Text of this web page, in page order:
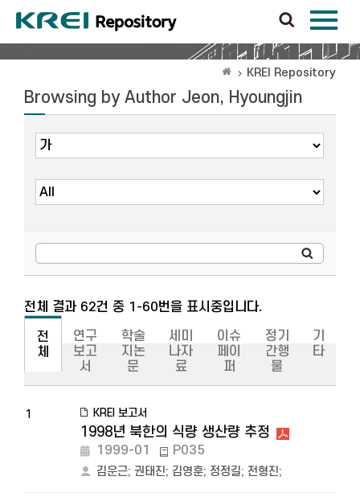
KREI Repository
Browsing by Author Jeon, Hyoungjin
전체 결과 62건 중 1-60번을 표시중입니다.
전
체
연구
보고
서
학술
지논
문
세미
나자
료
이슈
페이
퍼
정기
간행
물
기
타
1 KREI 보고서
1998년 북한의 식량 생산량 추정
1999-01 P035
김운근; 권태진; 김영훈; 정정길; 전형진;